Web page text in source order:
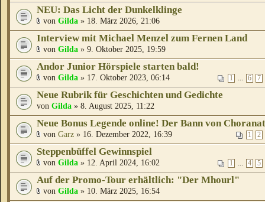
NEU: Das Licht der Dunkelklinge
von Gilda » 18. März 2026, 21:06
Interview mit Michael Menzel zum Fernen Land
von Gilda » 9. Oktober 2025, 19:59
Andor Junior Hörspiele starten bald!
1 ... 6 7
von Gilda » 17. Oktober 2023, 06:14
Neue Rubrik für Geschichten und Gedichte
von Gilda » 8. August 2025, 11:22
Neue Bonus Legende online! Der Bann von Choranat
1 2
von Garz » 16. Dezember 2022, 16:39
Steppenbüffel Gewinnspiel
1 ... 4 5
von Gilda » 12. April 2024, 16:02
Auf der Promo-Tour erhältlich: "Der Mhourl"
von Gilda » 10. März 2025, 16:54